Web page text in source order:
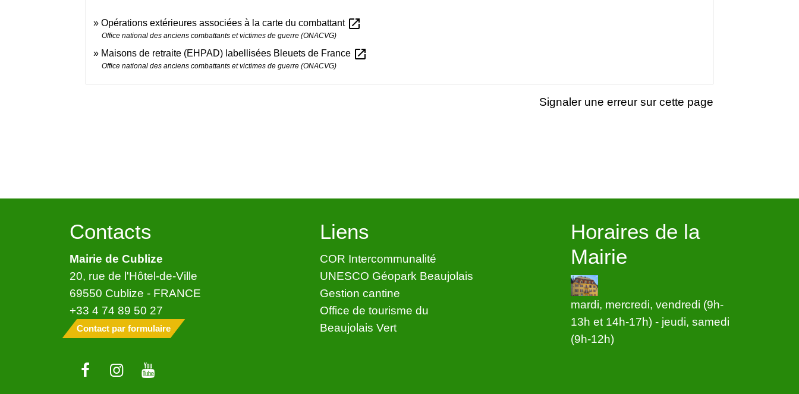
Opérations extérieures associées à la carte du combattant open_in_new
Office national des anciens combattants et victimes de guerre (ONACVG)
Maisons de retraite (EHPAD) labellisées Bleuets de France open_in_new
Office national des anciens combattants et victimes de guerre (ONACVG)
Signaler une erreur sur cette page
Contacts
Mairie de Cublize
20, rue de l'Hôtel-de-Ville
69550 Cublize - FRANCE
+33 4 74 89 50 27
Contact par formulaire
Liens
COR Intercommunalité
UNESCO Géopark Beaujolais
Gestion cantine
Office de tourisme du
Beaujolais Vert
Horaires de la
Mairie
mardi, mercredi, vendredi (9h-
13h et 14h-17h) - jeudi, samedi
(9h-12h)